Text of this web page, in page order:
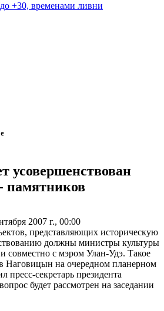
+30, временами ливни
усовершенствован
памятников
2007 г., 00:00
представляющих историческую
должны министры культуры
совместно с мэром Улан-Удэ. Такое
Наговицын на очередном планерном
пресс-секретарь президента
будет рассмотрен на заседании